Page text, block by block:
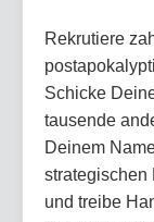
Rekrutiere
Schicke
tausende
Deinem
strategischen
und treibe